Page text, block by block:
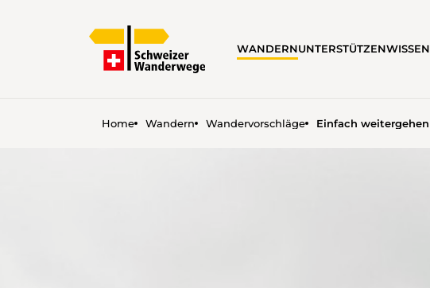
WANDERNUNTERSTÜTZENWISSEN
Home Wandern Wandervorschläge Einfach weitergehen